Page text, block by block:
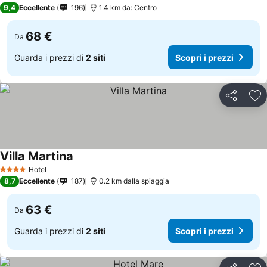
9,4 Eccellente 196 1.4 km da: Centro
Da 68 €
Guarda i prezzi di 2 siti Scopri i prezzi
Condividi
4 Stelle Hotel
Villa Martina
8,7 Eccellente 187 0.2 km dalla spiaggia
Da 63 €
Guarda i prezzi di 2 siti Scopri i prezzi